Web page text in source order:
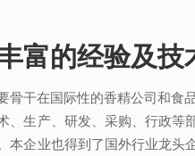
富的经验及技
骨干在国际性的香精公司和食
、生产、研发、采购、行政等
本企业也得到了国外行业龙头
求
车间，可为客户提供适合、
：2015质量管理体系及
驾护航。
秀的技术工程师从事香精香料
对提高其产品质量以及缩短交